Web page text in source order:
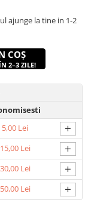
ajunge la tine in 1-2
COȘ
2–3 ZILE!
5,00 Lei +
15,00 Lei +
30,00 Lei +
50,00 Lei +